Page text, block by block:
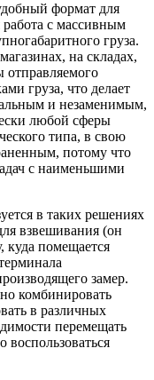
формат для
работа с массивным
груза.
на складах,
отправляемого
груза, что делает
и незаменимым,
любой сферы
типа, в свою
потому что
с наименьшими
в таких решениях
взвешивания (он
куда помещается
замер.
комбинировать
в различных
перемещать